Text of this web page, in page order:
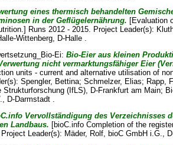
eines thermisch behandelten
in der Geflügelernährung. [Evaluation
Runs 2012 - 2015. Project Leader(s):
Wittenberg, D-Halle .
Ei:Bio-Eier aus kleinen
nicht vermarktungsfähiger Eier
units - current and alternative utilisation of
Spengler, Bettina;Schmelzer, Elias; Rapp,
Strukturforschung (IfLS), D-Frankfurt am Main;
D-Darmstadt .
Vervollständigung des Verzeichnisses
Landbaus. [bioC.info Completion of the
Leader(s): Mäder, Rolf, bioC GmbH i.G.,